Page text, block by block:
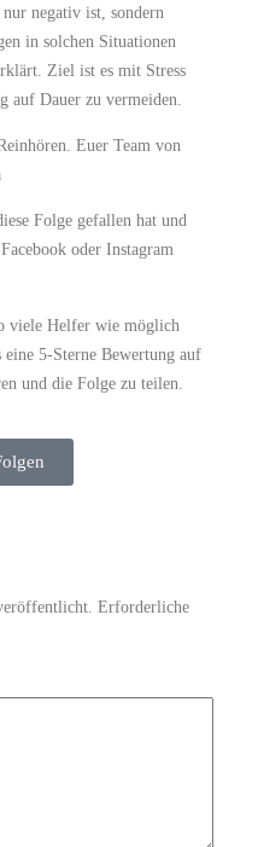
negativ ist, sondern
in solchen Situationen
Ziel ist es mit Stress
auf Dauer zu vermeiden.
Euer Team von
Folge gefallen hat und
oder Instagram
viele Helfer wie möglich
5-Sterne Bewertung auf
und die Folge zu teilen.
Erforderliche